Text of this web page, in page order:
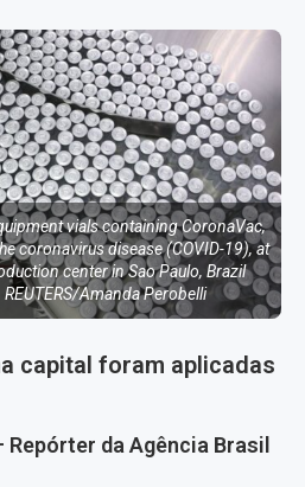
vials containing CoronaVac,
coronavirus disease (COVID-19), at
center in Sao Paulo, Brazil
Amanda Perobelli
capital foram aplicadas
da Agência Brasil